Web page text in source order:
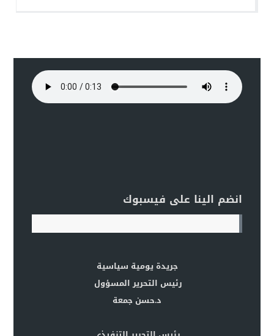
انضم الينا على فيسبوك
جريدة يومية سياسية
رئيس التحرير المسؤول
د.حسن جمعة